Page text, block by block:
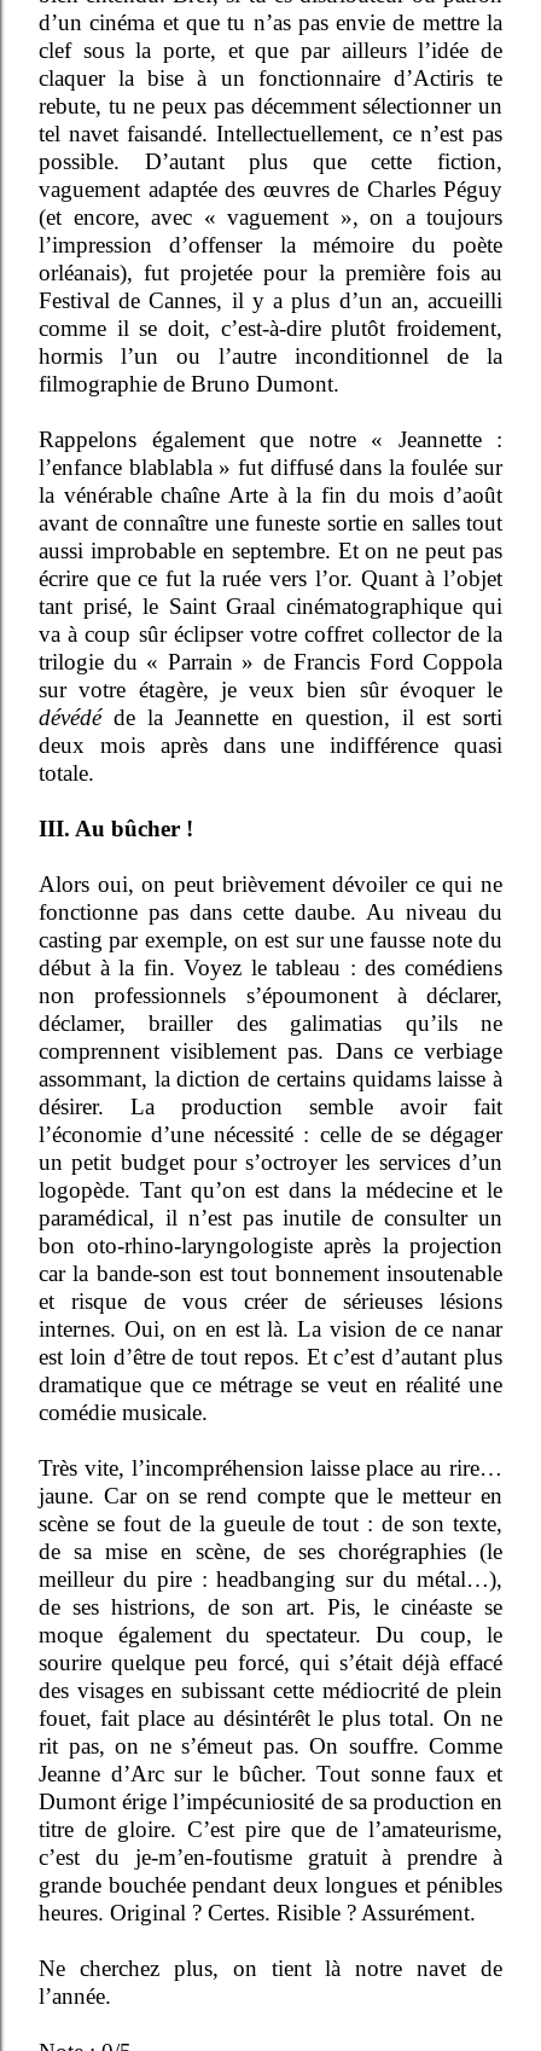
d’un cinéma et que tu n’as pas envie de mettre la
clef sous la porte, et que par ailleurs l’idée de
claquer la bise à un fonctionnaire d’Actiris te
rebute, tu ne peux pas décemment sélectionner un
tel navet faisandé. Intellectuellement, ce n’est pas
possible. D’autant plus que cette fiction,
vaguement adaptée des œuvres de Charles Péguy
(et encore, avec « vaguement », on a toujours
l’impression d’offenser la mémoire du poète
orléanais), fut projetée pour la première fois au
Festival de Cannes, il y a plus d’un an, accueilli
comme il se doit, c’est-à-dire plutôt froidement,
hormis l’un ou l’autre inconditionnel de la
filmographie de Bruno Dumont.
Rappelons également que notre « Jeannette :
l’enfance blablabla » fut diffusé dans la foulée sur
la vénérable chaîne Arte à la fin du mois d’août
avant de connaître une funeste sortie en salles tout
aussi improbable en septembre. Et on ne peut pas
écrire que ce fut la ruée vers l’or. Quant à l’objet
tant prisé, le Saint Graal cinématographique qui
va à coup sûr éclipser votre coffret collector de la
trilogie du « Parrain » de Francis Ford Coppola
sur votre étagère, je veux bien sûr évoquer le
dévédéde la Jeannette en question, il est sorti
deux mois après dans une indifférence quasi
totale.
III. Au bûcher !
Alors oui, on peut brièvement dévoiler ce qui ne
fonctionne pas dans cette daube. Au niveau du
casting par exemple, on est sur une fausse note du
début à la fin. Voyez le tableau : des comédiens
non professionnels s’époumonent à déclarer,
déclamer, brailler des galimatias qu’ils ne
comprennent visiblement pas. Dans ce verbiage
assommant, la diction de certains quidams laisse à
désirer. La production semble avoir fait
l’économie d’une nécessité : celle de se dégager
un petit budget pour s’octroyer les services d’un
logopède. Tant qu’on est dans la médecine et le
paramédical, il n’est pas inutile de consulter un
bon oto-rhino-laryngologiste après la projection
car la bande-son est tout bonnement insoutenable
et risque de vous créer de sérieuses lésions
internes. Oui, on en est là. La vision de ce nanar
est loin d’être de tout repos. Et c’est d’autant plus
dramatique que ce métrage se veut en réalité une
comédie musicale.
Très vite, l’incompréhension laisse place au rire…
jaune. Car on se rend compte que le metteur en
scène se fout de la gueule de tout : de son texte,
de sa mise en scène, de ses chorégraphies (le
meilleur du pire : headbanging sur du métal…),
de ses histrions, de son art. Pis, le cinéaste se
moque également du spectateur. Du coup, le
sourire quelque peu forcé, qui s’était déjà effacé
des visages en subissant cette médiocrité de plein
fouet, fait place au désintérêt le plus total. On ne
rit pas, on ne s’émeut pas. On souffre. Comme
Jeanne d’Arc sur le bûcher. Tout sonne faux et
Dumont érige l’impécuniosité de sa production en
titre de gloire. C’est pire que de l’amateurisme,
c’est du je-m’en-foutisme gratuit à prendre à
grande bouchée pendant deux longues et pénibles
heures. Original ? Certes. Risible ? Assurément.
Ne cherchez plus, on tient là notre navet de
l’année.